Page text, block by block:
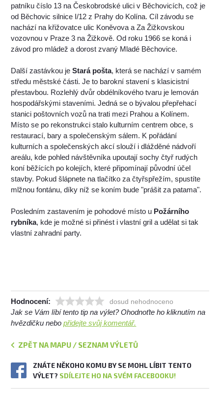
patníku číslo 13 na Českobrodské ulici v Běchovicích, což je
od Běchovic silnice I/12 z Prahy do Kolína. Cíl závodu se
nachází na křižovatce ulic Koněvova a Za Žižkovskou
vozovnou v Praze 3 na Žižkově. Od roku 1966 se koná i
závod pro mládež a dorost zvaný Mladé Běchovice.
Další zastávkou jeStará pošta, která se nachází v samém
středu městské části. Je to barokní stavení s klasicistní
přestavbou. Rozlehlý dvůr obdélníkového tvaru je lemován
hospodářskými staveními. Jedná se o bývalou přepřehací
stanici poštovních vozů na trati mezi Prahou a Kolínem.
Místo se po rekonstrukci stalo kulturním centrem obce, s
restaurací, bary a společenským sálem. K pořádání
kulturních a společenských akcí slouží i dlážděné nádvoří
areálu, kde pohled návštěvníka upoutají sochy čtyř rudých
koní běžících po kolejích, které připomínají původní účel
stavby. Pokud šlápnete na tlačítko za čtyřspřežím, spustíte
mlžnou fontánu, díky níž se koním bude "prášit za patama".
Posledním zastavením je pohodové místo u Požárního
rybníka, kde je možné si přinést i vlastní gril a udělat si tak
vlastní zahradní party.
Hodnocení: dosud nehodnoceno
Jak se Vám líbí tento tip na výlet? Ohodnoťte ho kliknutím na
hvězdičku nebopřidejte svůj komentář.
ZPĚT NA MAPU / SEZNAM VÝLETŮ
ZNÁTE NĚKOHO KOMU BY SE MOHL LÍBIT TENTO
VÝLET? SDÍLEJTE HO NA SVÉM FACEBOOKU!